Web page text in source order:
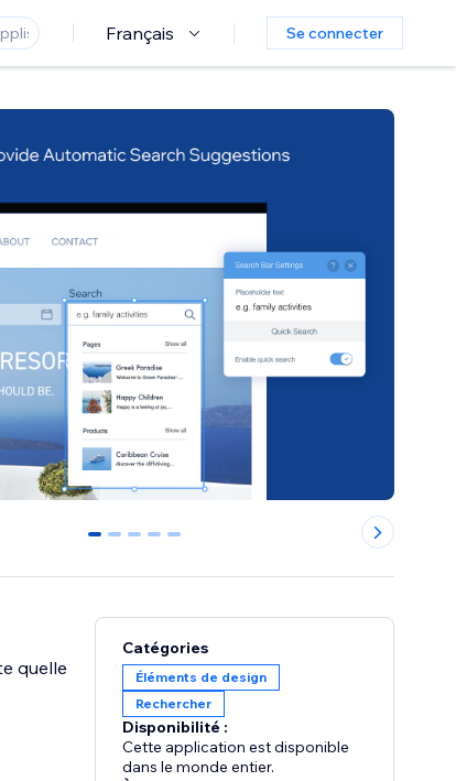
Français Se connecter
0 1 2 3 4
quelle
Catégories
Éléments de design
Rechercher
Disponibilité :
Cette application est disponible
dans le monde entier.